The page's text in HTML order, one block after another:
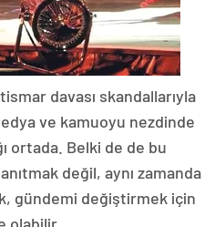
davası skandallarıyla
ve kamuoyu nezdinde
ortada. Belki de de bu
değil, aynı zamanda
gündemi değiştirmek için